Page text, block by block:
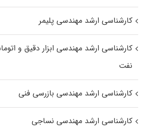
کارشناسی ارشد مهندسی پلیمر
کارشناسی ارشد مهندسی ابزار دقیق و
نفت
کارشناسی ارشد مهندسی بازرسی فنی
کارشناسی ارشد مهندسی نساجی